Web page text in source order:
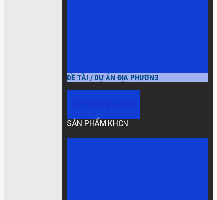
ĐỀ TÀI / DỰ ÁN ĐỊA PHƯƠNG
SẢN PHẨM KHCN